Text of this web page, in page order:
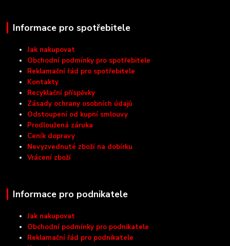
Informace pro spotřebitele
Jak nakupovat
Obchodní podmínky pro spotřebitele
Reklamační řád pro spotřebitele
Kontakty
Recyklační příspěvky
Zásady ochrany osobních údajů
Odstoupení od kupní smlouvy
Prodloužená záruka
Ceník dopravy
Nevyzvednuté zboží na dobírku
Vrácení zboží
Informace pro podnikatele
Jak nakupovat
Obchodní podmínky pro podnikatele
Reklamační řád pro podnikatele